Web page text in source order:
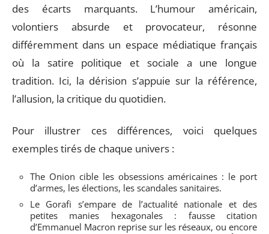
des écarts marquants. L’humour américain,
volontiers absurde et provocateur, résonne
différemment dans un espace médiatique français
où la satire politique et sociale a une longue
tradition. Ici, la dérision s’appuie sur la référence,
l’allusion, la critique du quotidien.
Pour illustrer ces différences, voici quelques
exemples tirés de chaque univers :
The Onion cible les obsessions américaines : le port
d’armes, les élections, les scandales sanitaires.
Le Gorafi s’empare de l’actualité nationale et des
petites manies hexagonales : fausse citation
d’Emmanuel Macron reprise sur les réseaux, ou encore